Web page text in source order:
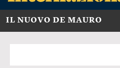
IL NUOVO DE MAURO